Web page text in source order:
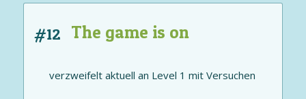
#12 The game is on
verzweifelt aktuell an Level 1 mitVersuchen